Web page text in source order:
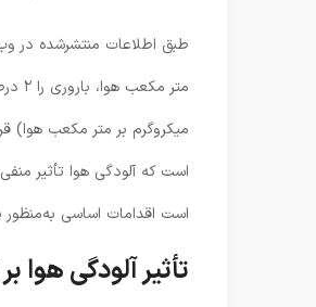
طبق اطلاعات منتشرشده در
میکروگرم بر متر مکعب هوا)
است که آلودگی هوا تأثیر
است اقدامات اساسی به‌منظور
تأثیر آلودگی هوا